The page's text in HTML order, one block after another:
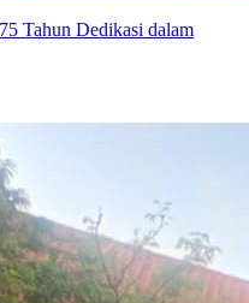
Tahun Dedikasi dalam